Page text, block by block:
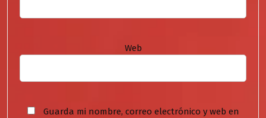
Web
Guarda mi nombre, correo electrónico y web en